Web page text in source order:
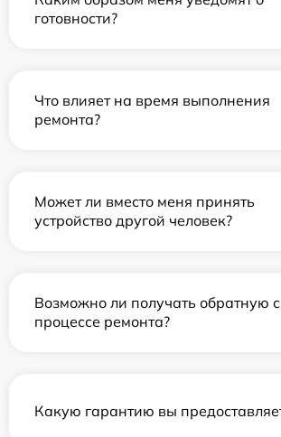
готовности?
Что влияет на время выполнения
ремонта?
Может ли вместо меня принять
устройство другой человек?
Возможно ли получать обратную
процессе ремонта?
Какую гарантию вы